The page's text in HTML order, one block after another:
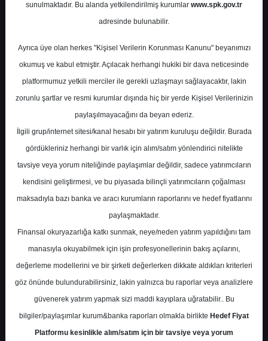
sunulmaktadır. Bu alanda yetkilendirilmiş kurumlar www.spk.gov.tr
adresinde bulunabilir.
Ayrıca üye olan herkes "Kişisel Verilerin Korunması Kanunu" beyanımızı
okumuş ve kabul etmiştir. Açılacak herhangi hukiki bir dava neticesinde
platformumuz yetkili merciler ile gerekli uzlaşmayı sağlayacaktır, lakin
zorunlu şartlar ve resmi kurumlar dışında hiç bir yerde Kişisel Verilerinizin
paylaşılmayacağını da beyan ederiz.
İlgili grup/internet sitesi/kanal hesabı bir yatırım kuruluşu değildir. Burada
gördükleriniz herhangi bir varlık için alım/satım yönlendirici nitelikte
tavsiye veya yorum niteliğinde paylaşımlar değildir, sadece yatırımcıların
kendisini geliştirmesi, ve bu piyasada bilinçli yatırımcıların çoğalması
maksadıyla bazı banka ve aracı kurumların raporlarını ve hedef fiyatlarını
paylaşmaktadır.
Finansal okuryazarlığa katkı sunmak, neye/neden yatırım yapıldığını tam
manasıyla okuyabilmek için işin profesyonellerinin bakış açılarını,
değerleme modellerini ve bir şirketi değerlerken dikkate aldıkları kriterleri
göz önünde bulundurabilirsiniz, lakin yalnızca bu raporlar veya analizlere
güvenerek yatırım yapmak sizi maddi kayıplara uğratabilir.. Bu
bilgiler/paylaşımlar kurum&banka raporları olmakla birlikte Hedef Fiyat
Platformu kesinlikle alım/satım için bir tavsiye veya yorum